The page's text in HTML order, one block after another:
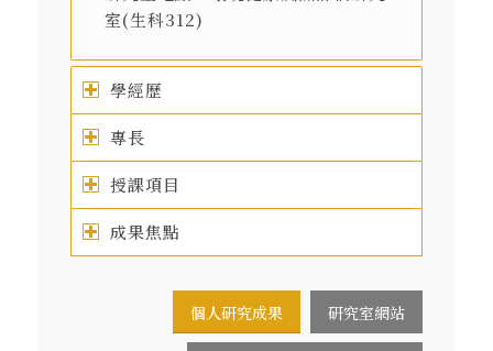
室(生科312)
學經歷
專長
授課項目
成果焦點
個人研究成果 研究室網站